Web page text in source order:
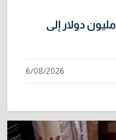
الفيدرالي الأمريكي يرسل 500 مليون دولار إلى
6/08/2026